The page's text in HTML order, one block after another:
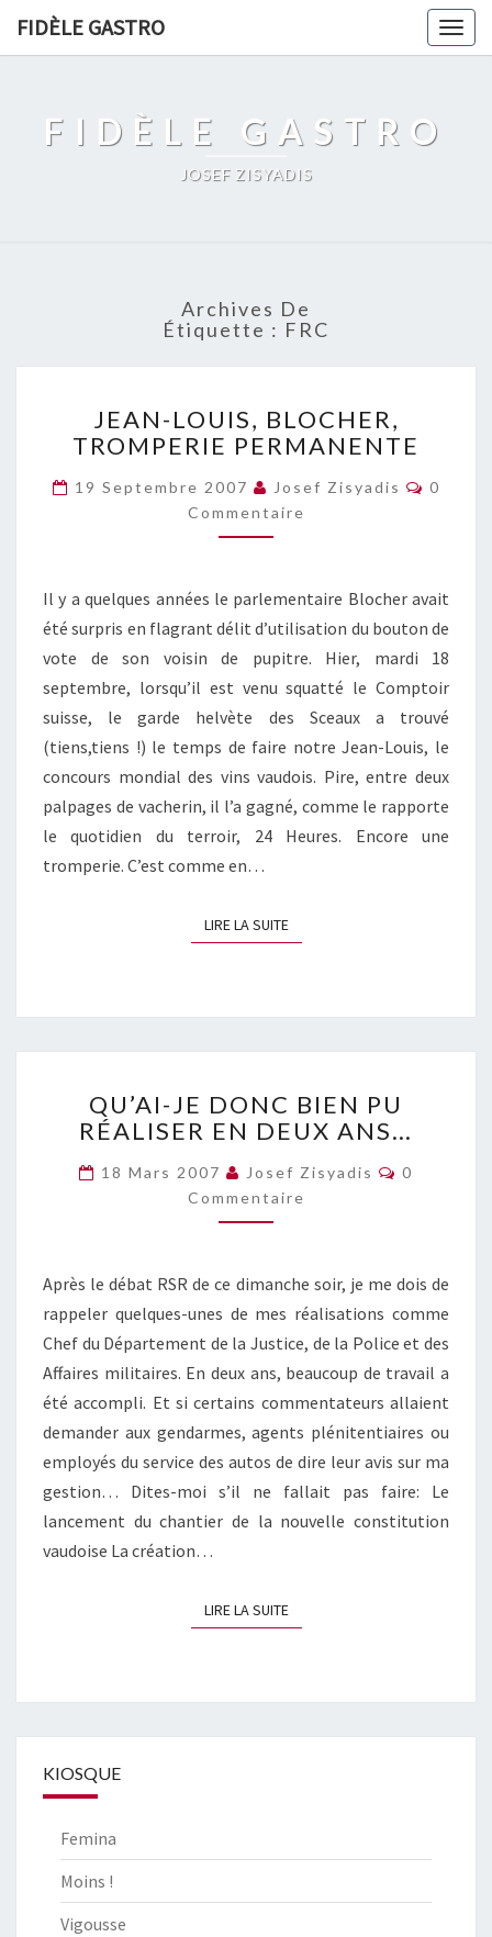
FIDÈLE GASTRO
FIDÈLE GASTRO
JOSEF ZISYADIS
Archives De
Étiquette : FRC
LOUIS,
BLOCHER,
PERMANENTE
JEAN-LOUIS, BLOCHER,
TROMPERIE PERMANENTE
19 Septembre 2007 Josef Zisyadis
0
Commentaire
Il y a quelques années le parlementaire Blocher avait
été surpris en flagrant délit d’utilisation du bouton de
vote de son voisin de pupitre. Hier, mardi 18
septembre, lorsqu’il est venu squatté le Comptoir
suisse, le garde helvète des Sceaux a trouvé
(tiens,tiens !) le temps de faire notre Jean-Louis, le
concours mondial des vins vaudois. Pire, entre deux
palpages de vacherin, il l’a gagné, comme le rapporte
le quotidien du terroir, 24 Heures. Encore une
tromperie. C’est comme en…
LIRE LA SUITELIRE LA SUITE
JE
DONC
PU
RÉALISER
EN
ANS…
QU’AI-JE DONC BIEN PU
RÉALISER EN DEUX ANS…
18 Mars 2007 Josef Zisyadis
0
Commentaire
Après le débat RSR de ce dimanche soir, je me dois de
rappeler quelques-unes de mes réalisations comme
Chef du Département de la Justice, de la Police et des
Affaires militaires. En deux ans, beaucoup de travail a
été accompli. Et si certains commentateurs allaient
demander aux gendarmes, agents plénitentiaires ou
employés du service des autos de dire leur avis sur ma
gestion… Dites-moi s’il ne fallait pas faire: Le
lancement du chantier de la nouvelle constitution
vaudoise La création…
LIRE LA SUITELIRE LA SUITE
KIOSQUE
Femina
Moins !
Vigousse